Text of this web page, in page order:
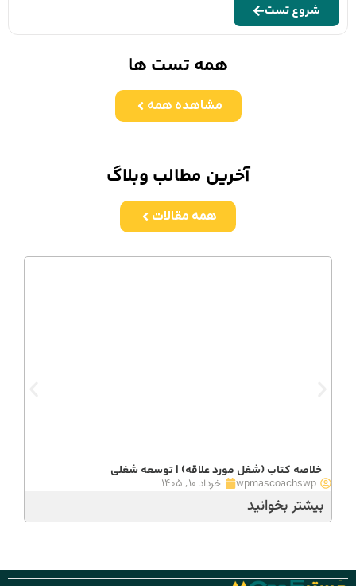
شروع تست
همه تست ها
مشاهده همه
آخرین مطالب وبلاگ
همه مقالات
خلاصه کتاب (شغل مورد علاقه) | توسعه شغلی
wpmascoachswp خرداد ۱۰, ۱۴۰۵
بیشتر بخوانید